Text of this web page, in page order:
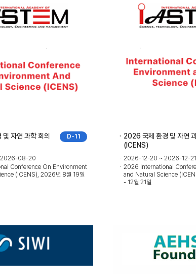
D-11
자연 과학 회의
08-20
Conference On Environment
(ICENS), 2026년 8월 19일
2026 국제 환경 및 자연
(ICENS)
2026-12-20 ~ 2026-12-21
2026 International
and Natural Science
- 12월 21일